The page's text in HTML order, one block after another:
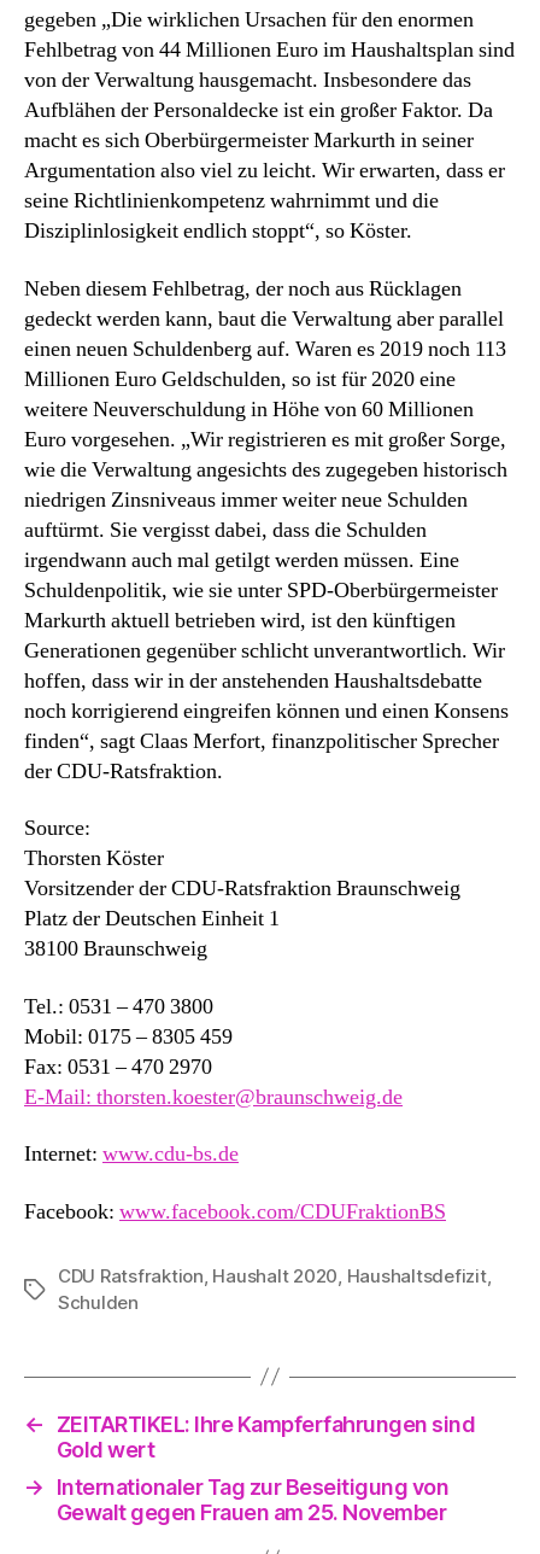
gegeben „Die wirklichen Ursachen für den enormen
Fehlbetrag von 44 Millionen Euro im Haushaltsplan sind
von der Verwaltung hausgemacht. Insbesondere das
Aufblähen der Personaldecke ist ein großer Faktor. Da
macht es sich Oberbürgermeister Markurth in seiner
Argumentation also viel zu leicht. Wir erwarten, dass er
seine Richtlinienkompetenz wahrnimmt und die
Disziplinlosigkeit endlich stoppt“, so Köster.
Neben diesem Fehlbetrag, der noch aus Rücklagen
gedeckt werden kann, baut die Verwaltung aber parallel
einen neuen Schuldenberg auf. Waren es 2019 noch 113
Millionen Euro Geldschulden, so ist für 2020 eine
weitere Neuverschuldung in Höhe von 60 Millionen
Euro vorgesehen. „Wir registrieren es mit großer Sorge,
wie die Verwaltung angesichts des zugegeben historisch
niedrigen Zinsniveaus immer weiter neue Schulden
auftürmt. Sie vergisst dabei, dass die Schulden
irgendwann auch mal getilgt werden müssen. Eine
Schuldenpolitik, wie sie unter SPD-Oberbürgermeister
Markurth aktuell betrieben wird, ist den künftigen
Generationen gegenüber schlicht unverantwortlich. Wir
hoffen, dass wir in der anstehenden Haushaltsdebatte
noch korrigierend eingreifen können und einen Konsens
finden“, sagt Claas Merfort, finanzpolitischer Sprecher
der CDU-Ratsfraktion.
Source:
Thorsten Köster
Vorsitzender der CDU-Ratsfraktion Braunschweig
Platz der Deutschen Einheit 1
38100 Braunschweig
Tel.: 0531 – 470 3800
Mobil: 0175 – 8305 459
Fax: 0531 – 470 2970
E-Mail: thorsten.koester@braunschweig.de
Internet: www.cdu-bs.de
Facebook: www.facebook.com/CDUFraktionBS
Schlagwörter
CDU Ratsfraktion Haushalt 2020 Haushaltsdefizit,
Schulden
←
ZEITARTIKEL: Ihre Kampferfahrungen sind
Gold wert
→
Internationaler Tag zur Beseitigung von
Gewalt gegen Frauen am 25. November